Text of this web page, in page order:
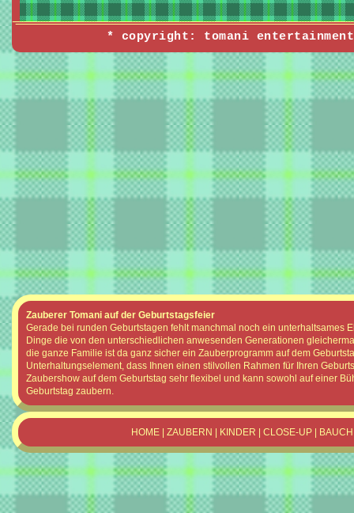
* copyright: tomani entertainment
Zauberer Tomani auf der Geburtstagsfeier
Gerade bei runden Geburtstagen fehlt manchmal noch ein unterhaltsames
Dinge die von den unterschiedlichen anwesenden Generationen
die ganze Familie ist da ganz sicher ein Zauberprogramm auf dem
Unterhaltungselement, dass Ihnen einen stilvollen Rahmen für Ihren
Zaubershow auf dem Geburtstag sehr flexibel und kann sowohl auf einer
Geburtstag zaubern.
HOME| ZAUBERN KINDER CLOSE-UP|